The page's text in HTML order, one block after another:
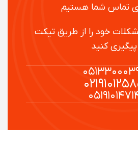
شما هستیم
خود را از طریق تیکت
کنید